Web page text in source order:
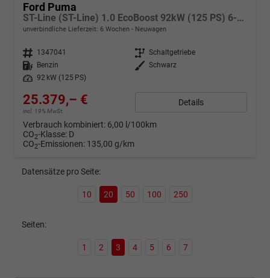
Ford Puma
ST-Line (ST-Line) 1.0 EcoBoost 92kW (125 PS) 6-Gang-Schaltgetriebe
unverbindliche Lieferzeit: 6 Wochen Neuwagen
Fahrzeugnr. 1347041 Getriebe Schaltgetriebe
Kraftstoff
Benzin Außenfarbe Schwarz
Leistung
92 kW (125 PS)
25.379,– €
incl. 19% MwSt.
Details
Verbrauch kombiniert: 6,00 l/100km
CO2-Klasse: D
CO2-Emissionen: 135,00 g/km
Datensätze pro Seite:
10 20 50 100 250
Seiten:
1 2 3 4 5 6 7